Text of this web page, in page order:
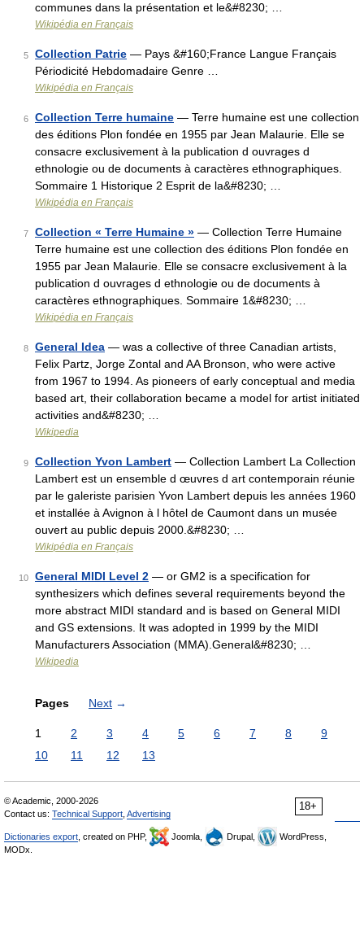
communes dans la présentation et le&#8230; …
Wikipédia en Français
5 Collection Patrie — Pays &#160;France Langue Français
Périodicité Hebdomadaire Genre …
Wikipédia en Français
6 Collection Terre humaine — Terre humaine est une collection
des éditions Plon fondée en 1955 par Jean Malaurie. Elle se
consacre exclusivement à la publication d ouvrages d
ethnologie ou de documents à caractères ethnographiques.
Sommaire 1 Historique 2 Esprit de la&#8230; …
Wikipédia en Français
7 Collection « Terre Humaine » — Collection Terre Humaine
Terre humaine est une collection des éditions Plon fondée en
1955 par Jean Malaurie. Elle se consacre exclusivement à la
publication d ouvrages d ethnologie ou de documents à
caractères ethnographiques. Sommaire 1&#8230; …
Wikipédia en Français
8 General Idea — was a collective of three Canadian artists,
Felix Partz, Jorge Zontal and AA Bronson, who were active
from 1967 to 1994. As pioneers of early conceptual and media
based art, their collaboration became a model for artist initiated
activities and&#8230; …
Wikipedia
9 Collection Yvon Lambert — Collection Lambert La Collection
Lambert est un ensemble d œuvres d art contemporain réunie
par le galeriste parisien Yvon Lambert depuis les années 1960
et installée à Avignon à l hôtel de Caumont dans un musée
ouvert au public depuis 2000.&#8230; …
Wikipédia en Français
10 General MIDI Level 2 — or GM2 is a specification for
synthesizers which defines several requirements beyond the
more abstract MIDI standard and is based on General MIDI
and GS extensions. It was adopted in 1999 by the MIDI
Manufacturers Association (MMA).General&#8230; …
Wikipedia
Pages Next →
1 2 3 4 5 6 7 8
9
10
11 12 13
18+
© Academic, 2000-2026
Contact us: Technical Support Advertising
Dictionaries export , created on PHP, Joomla, Drupal,
WordPress,
MODx.